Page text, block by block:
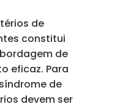
de
constitui
de
eficaz. Para
de
devem ser